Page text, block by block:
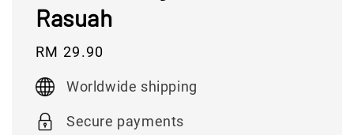
Rasuah
Regular
RM 29.90
Worldwide shipping
Secure payments